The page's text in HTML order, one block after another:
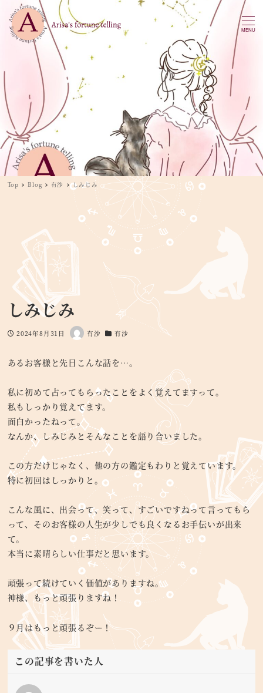
MENU
Top Blog 有沙 しみじみ
しみじみ
投稿日
2024年8月31日
著
有沙
カテゴリー
有沙
あるお客様と先日こんな話を…。
私に初めて占ってもらったことをよく覚えてますって。
私もしっかり覚えてます。
面白かったねって。
なんか、しみじみとそんなことを語り合いました。
この方だけじゃなく、他の方の鑑定もわりと覚えています。
特に初回はしっかりと。
こんな風に、出会って、笑って、すごいですねって言ってもら
って、そのお客様の人生が少しでも良くなるお手伝いが出来
て。
本当に素晴らしい仕事だと思います。
頑張って続けていく価値がありますね。
神様、もっと頑張りますね！
９月はもっと頑張るぞー！
この記事を書いた人